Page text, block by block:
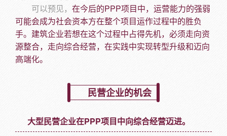
可以预见， 在今后的PPP项目中，运营能力的强弱
可能会成为社会资本方在整个项目运作过程中的胜负
手。建筑企业若想在这个过程中占得先机，必须走向资
源整合，走向综合经营，在实践中实现转型升级和迈向
高端化。
民营企业的机会
大型民营企业在PPP项目中向综合经营迈进。